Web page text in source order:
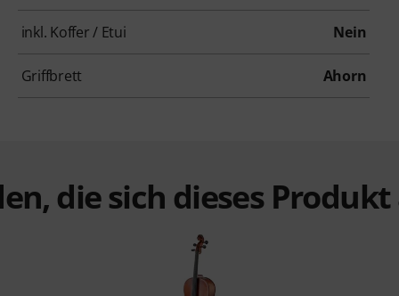
inkl. Koffer / Etui Nein
Griffbrett Ahorn
die sich dieses